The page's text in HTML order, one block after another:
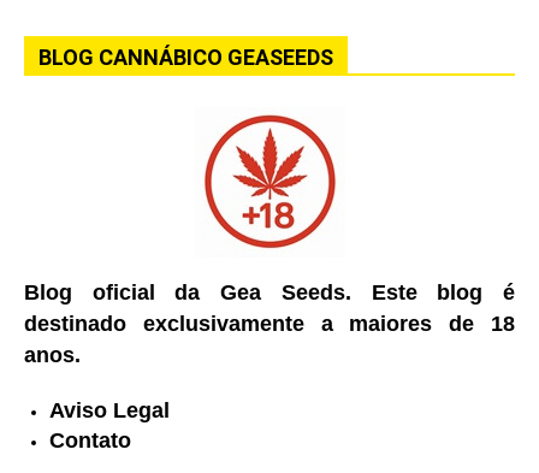
BLOG CANNÁBICO GEASEEDS
Blog oficial da Gea Seeds. Este blog é
destinado exclusivamente a maiores de 18
anos.
Aviso Legal
Contato